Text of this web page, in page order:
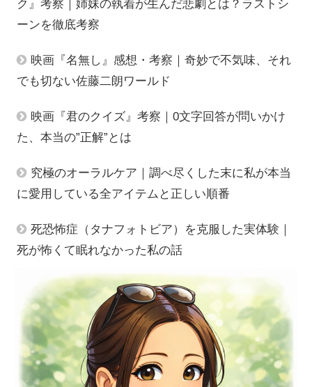
ク』考察｜姉妹の執着が生んだ悲劇とは？ラストシ
ーンを徹底考察
映画『名無し』感想・考察｜奇妙で不気味、それ
でも切ない佐藤二朗ワールド
映画『君のクイズ』考察｜0文字回答が問いかけ
た、本当の”正解”とは
究極のオーラルケア｜調べ尽くした末に私が本当
に愛用している全アイテムと正しい順番
死恐怖症（タナフォトビア）を克服した実体験｜
死が怖くて眠れなかった私の話